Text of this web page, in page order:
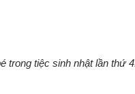
trong tiệc sinh nhật lần thứ